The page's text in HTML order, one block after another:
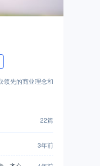
领先的商业理念和
22篇
3年前